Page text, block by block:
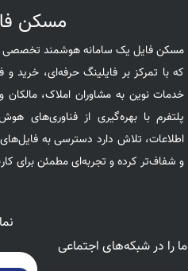
مسکن
مسکن فایل یک سامانه هوشمند تخصصی
که با تمرکز بر فایلینگ حرفه‌ای، خرید
خدمات نوین به مشاوران املاک،
پلتفرم با بهره‌گیری از فناوری‌های
اطلاعات، تلاش دارد دسترسی به
و شفاف‌تر کرده و تجربه‌ای مطمئن برای
ما را در شبکه‌های اجتماعی